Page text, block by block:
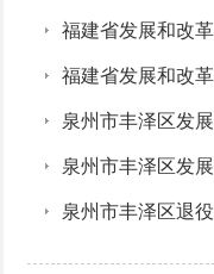
福建省发展和改
福建省发展和改
泉州市丰泽区发
泉州市丰泽区发
泉州市丰泽区退